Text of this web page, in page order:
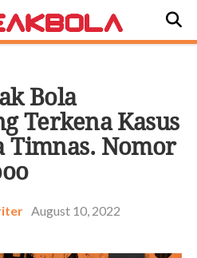
Bola
Terkena Kasus
Timnas. Nomor
August 10, 2022